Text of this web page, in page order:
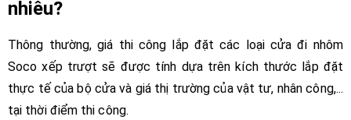
nhiêu?
Thông thường, giá thi công lắp đặt các loại cửa đi nhôm
Soco xếp trượt sẽ được tính dựa trên kích thước lắp đặt
thực tế của bộ cửa và giá thị trường của vật tư, nhân công,...
tại thời điểm thi công.